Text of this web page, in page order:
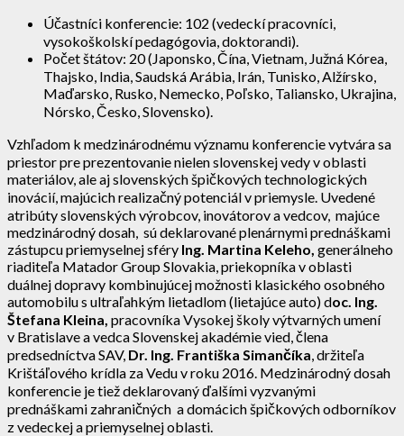
Účastníci konferencie: 102 (vedeckí pracovníci,
vysokoškolskí pedagógovia, doktorandi).
Počet štátov: 20 (Japonsko, Čína, Vietnam, Južná Kórea,
Thajsko, India, Saudská Arábia, Irán, Tunisko, Alžírsko,
Maďarsko, Rusko, Nemecko, Poľsko, Taliansko, Ukrajina,
Nórsko, Česko, Slovensko).
Vzhľadom k medzinárodnému významu konferencie vytvára sa
priestor pre prezentovanie nielen slovenskej vedy v oblasti
materiálov, ale aj slovenských špičkových technologických
inovácií, majúcich realizačný potenciál v priemysle. Uvedené
atribúty slovenských výrobcov, inovátorov a vedcov, majúce
medzinárodný dosah, sú deklarované plenárnymi prednáškami
zástupcu priemyselnej sféry Ing. Martina Keleho, generálneho
riaditeľa Matador Group Slovakia, priekopníka v oblasti
duálnej dopravy kombinujúcej možnosti klasického osobného
automobilu s ultraľahkým lietadlom (lietajúce auto) doc. Ing.
Štefana Kleina, pracovníka Vysokej školy výtvarných umení
v Bratislave a vedca Slovenskej akadémie vied, člena
predsedníctva SAV, Dr. Ing. Františka Simančíka , držiteľa
Krištáľového krídla za Vedu v roku 2016. Medzinárodný dosah
konferencie je tiež deklarovaný ďalšími vyzvanými
prednáškami zahraničných a domácich špičkových odborníkov
z vedeckej a priemyselnej oblasti.